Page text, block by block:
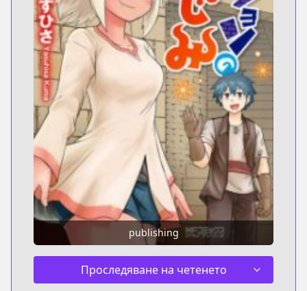
publishing
Проследяване на четенето